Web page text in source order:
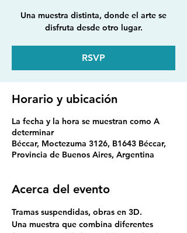
Una muestra distinta, donde el arte se
disfruta desde otro lugar.
RSVP
Horario y ubicación
La fecha y la hora se muestran como A
determinar
Béccar, Moctezuma 3126, B1643 Béccar,
Provincia de Buenos Aires, Argentina
Acerca del evento
Tramas suspendidas, obras en 3D.
Una muestra que combina diferentes